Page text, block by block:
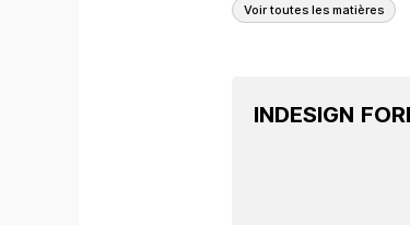
Voir toutes les matières
INDESIGN